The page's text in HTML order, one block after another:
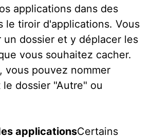
applications dans des
le tiroir d'applications. Vous
un dossier et y déplacer les
vous souhaitez cacher.
vous pouvez nommer
dossier "Autre" ou
applicationsCertains